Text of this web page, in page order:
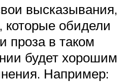
высказывания,
которые обидели
проза в таком
будет хорошим
Например: